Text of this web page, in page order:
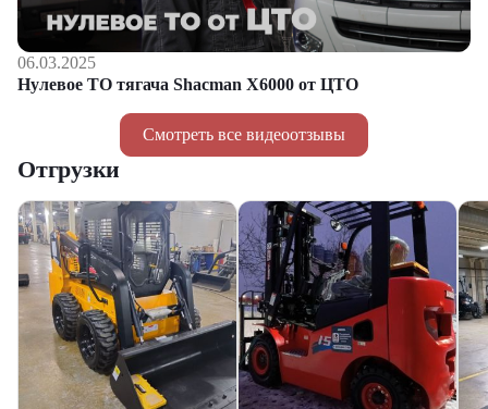
Смотреть все видеоотзывы
06.03.2025
Нулевое ТО тягача Shacman Х6000 от ЦТО
Отгрузки